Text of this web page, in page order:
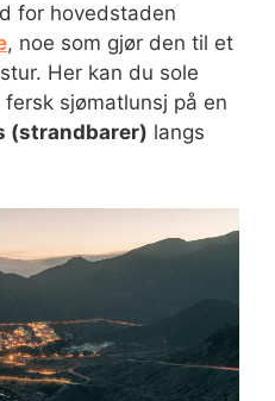
for hovedstaden
, noe som gjør den til et
Her kan du sole
sjømatlunsj på en
(strandbarer) langs